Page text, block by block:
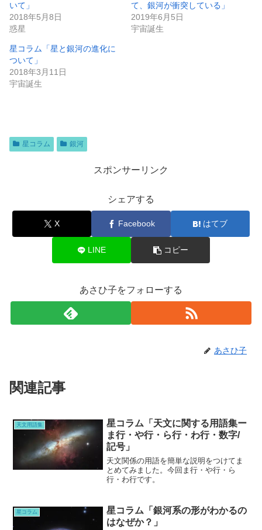
いて」
2018年5月8日
惑星
て、銀河が衝突している」
2019年6月5日
宇宙誕生
星コラム「星と銀河の進化に
ついて」
2018年3月11日
宇宙誕生
星コラム 銀河
スポンサーリンク
シェアする
X Facebook はてブ
LINE コピー
あさひ子をフォローする
あさひ子
関連記事
天文用語集
星コラム「天文に関する用語集ー
ま行・や行・ら行・わ行・数字/
記号」
天文関係の用語を簡単な説明をつけてま
とめてみました。今回ま行・や行・ら
行・わ行です。
星コラム
星コラム「銀河系の形がわかるの
はなぜか？」